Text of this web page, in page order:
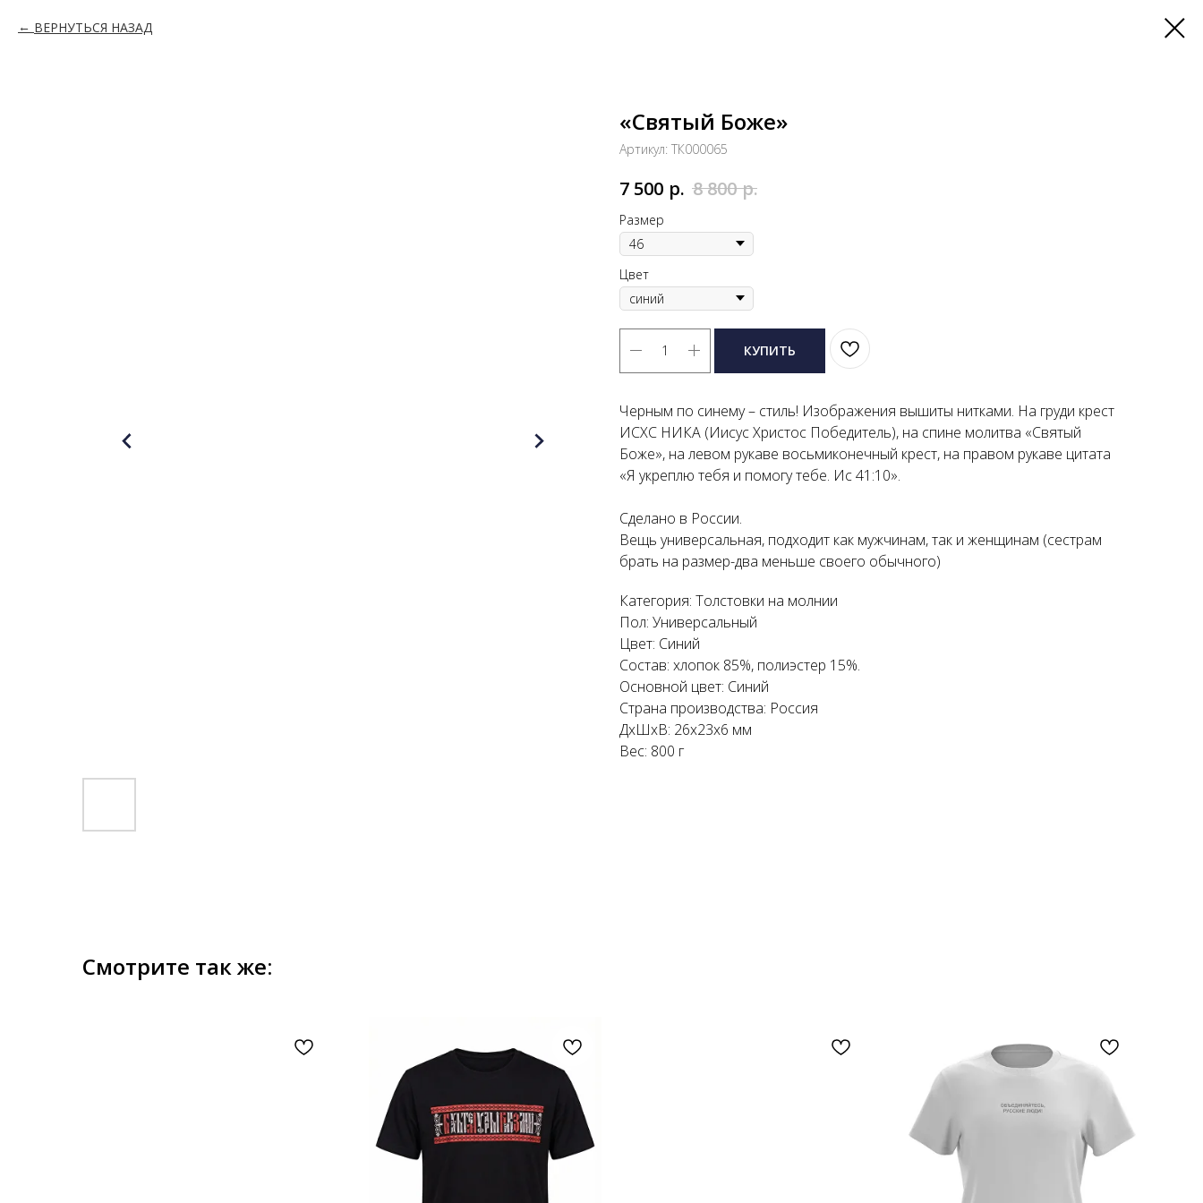
ВЕРНУТЬСЯ НАЗАД
«Святый Боже»
Артикул: ТК000065
7 500 р. 8 800 р.
Размер
Цвет
КУПИТЬ
Черным по синему – стиль! Изображения вышиты нитками. На груди крест
ИСХС НИКА (Иисус Христос Победитель), на спине молитва «Святый
Боже», на левом рукаве восьмиконечный крест, на правом рукаве цитата
«Я укреплю тебя и помогу тебе. Ис 41:10».
Сделано в России.
Вещь универсальная, подходит как мужчинам, так и женщинам (сестрам
брать на размер-два меньше своего обычного)
Категория: Толстовки на молнии
Пол: Универсальный
Цвет: Синий
Состав: хлопок 85%, полиэстер 15%.
Основной цвет: Синий
Страна производства: Россия
ДxШxВ: 26x23x6 мм
Вес: 800 г
Смотрите так же: